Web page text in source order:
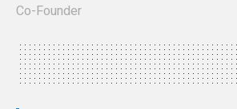
Co-Founder